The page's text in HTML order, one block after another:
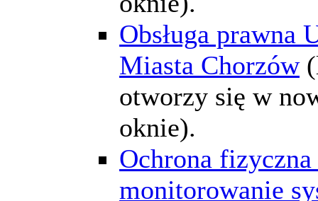
Obsługa prawna
Miasta Chorzów
otworzy się w
oknie).
Ochrona
monitorowanie